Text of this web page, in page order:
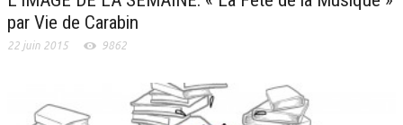
par Vie de Carabin
22 juin 2015 9862